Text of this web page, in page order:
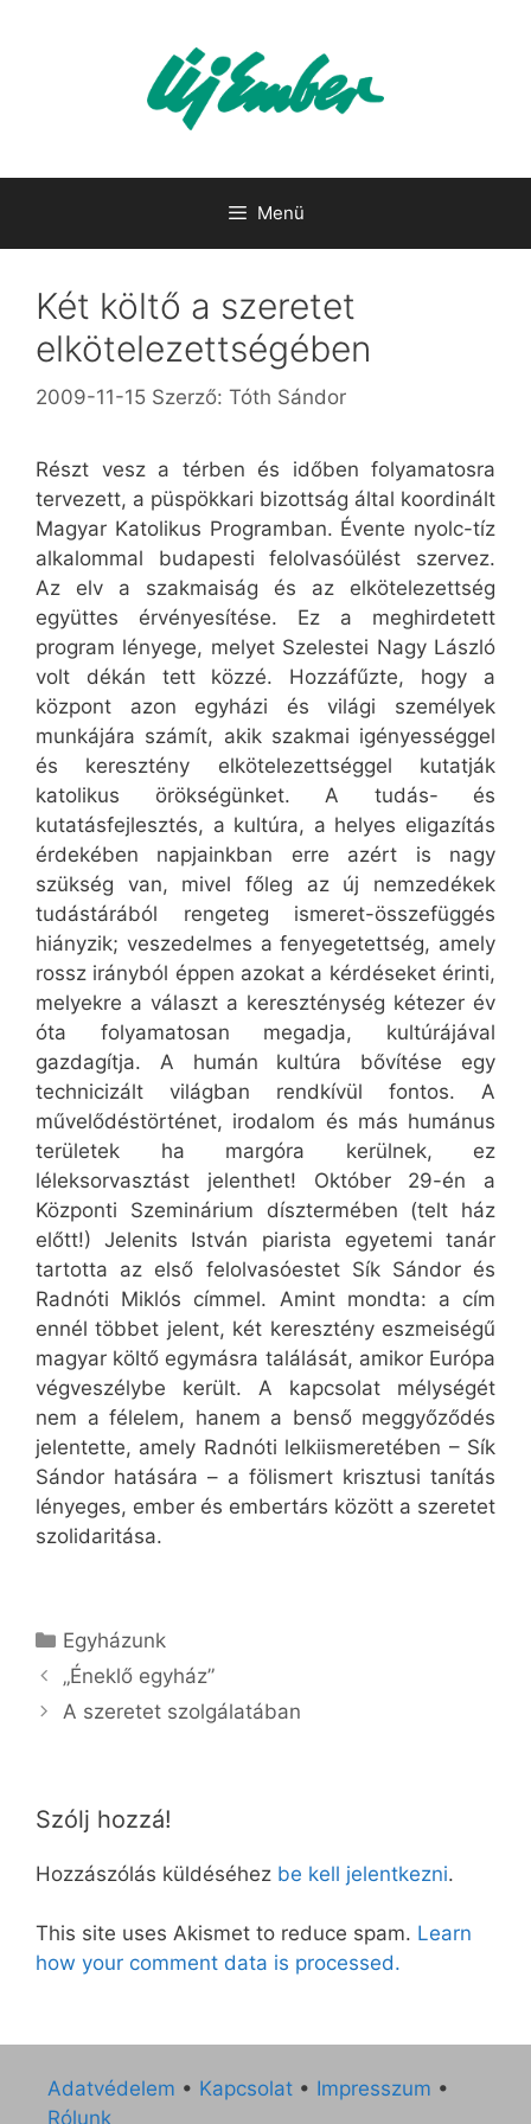
Menü
Két költő a szeretet
elkötelezettségében
2009-11-15 Szerző: Tóth Sándor
Részt vesz a térben és időben folyamatosra
tervezett, a püspökkari bizottság által koordinált
Magyar Katolikus Programban. Évente nyolc-tíz
alkalommal budapesti felolvasóülést szervez.
Az elv a szakmaiság és az elkötelezettség
együttes érvényesítése. Ez a meghirdetett
program lényege, melyet Szelestei Nagy László
volt dékán tett közzé. Hozzáfűzte, hogy a
központ azon egyházi és világi személyek
munkájára számít, akik szakmai igényességgel
és keresztény elkötelezettséggel kutatják
katolikus örökségünket. A tudás- és
kutatásfejlesztés, a kultúra, a helyes eligazítás
érdekében napjainkban erre azért is nagy
szükség van, mivel főleg az új nemzedékek
tudástárából rengeteg ismeret-összefüggés
hiányzik; veszedelmes a fenyegetettség, amely
rossz irányból éppen azokat a kérdéseket érinti,
melyekre a választ a kereszténység kétezer év
óta folyamatosan megadja, kultúrájával
gazdagítja. A humán kultúra bővítése egy
technicizált világban rendkívül fontos. A
művelődéstörténet, irodalom és más humánus
területek ha margóra kerülnek, ez
léleksorvasztást jelenthet! Október 29-én a
Központi Szeminárium dísztermében (telt ház
előtt!) Jelenits István piarista egyetemi tanár
tartotta az első felolvasóestet Sík Sándor és
Radnóti Miklós címmel. Amint mondta: a cím
ennél többet jelent, két keresztény eszmeiségű
magyar költő egymásra találását, amikor Európa
végveszélybe került. A kapcsolat mélységét
nem a félelem, hanem a benső meggyőződés
jelentette, amely Radnóti lelkiismeretében – Sík
Sándor hatására – a fölismert krisztusi tanítás
lényeges, ember és embertárs között a szeretet
szolidaritása.
Kategória
Egyházunk
„Éneklő egyház”
A szeretet szolgálatában
Szólj hozzá!
Hozzászólás küldéséhez be kell jelentkezni.
This site uses Akismet to reduce spam. Learn
how your comment data is processed.
Adatvédelem • Kapcsolat • Impresszum •
Rólunk